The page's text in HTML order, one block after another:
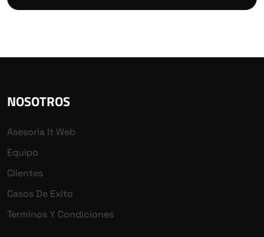
NOSOTROS
Asesoria It Web
Equipo
Clientes
Casos De Exito
Terminos Y Condiciones